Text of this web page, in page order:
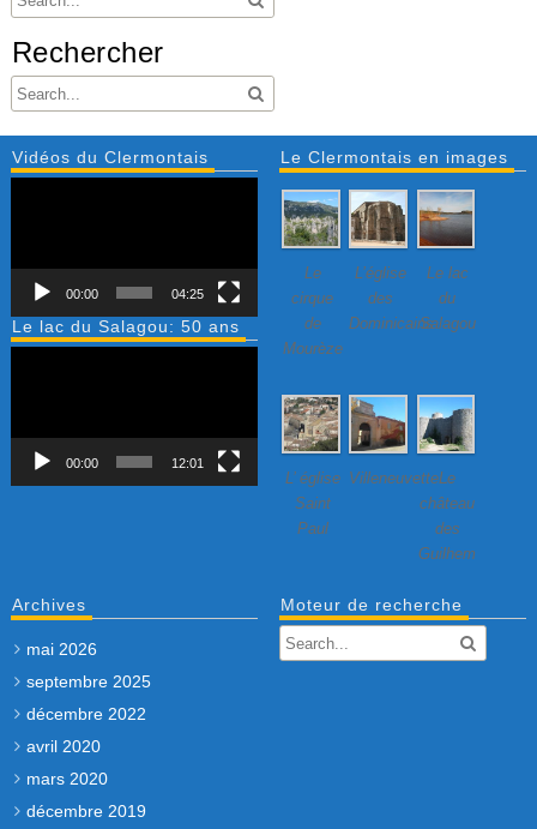
Rechercher
Vidéos du Clermontais
00:00 04:25
Le lac du Salagou: 50 ans
00:00 12:01
Le Clermontais en images
Le
cirque
de
Mourèze
L’église
des
Dominicains
Le lac
du
Salagou
L’ église
Saint
Paul
Villeneuvette…
Le
château
des
Guilhem
Archives
mai 2026
septembre 2025
décembre 2022
avril 2020
mars 2020
décembre 2019
Moteur de recherche